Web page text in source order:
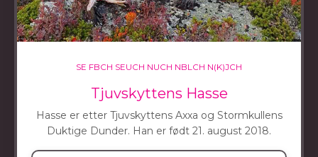
SE FBCH SEUCH NUCH NBLCH N(K)JCH
Tjuvskyttens Hasse
Hasse er etter Tjuvskyttens Axxa og Stormkullens
Duktige Dunder. Han er født 21. august 2018.